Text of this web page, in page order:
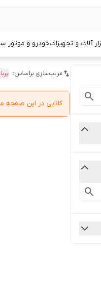
آلات و تجهیزاتخودرو و موتور
مرتب‌سازی براساس:
کالایی در این